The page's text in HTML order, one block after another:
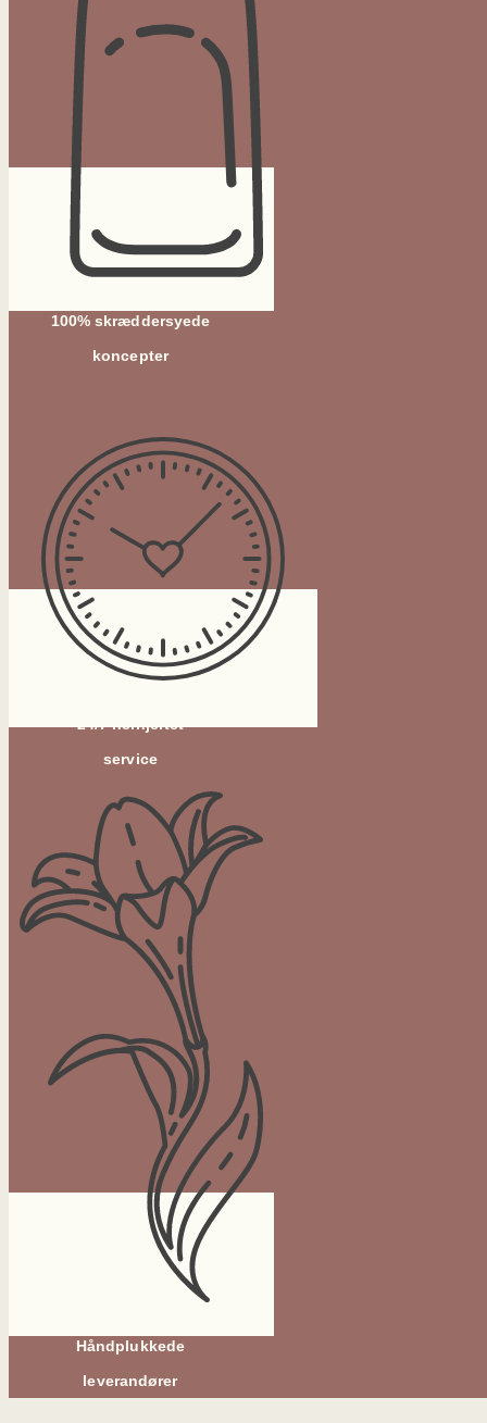
100% skræddersyede
koncepter
24/7 helhjertet
service
Håndplukkede
leverandører